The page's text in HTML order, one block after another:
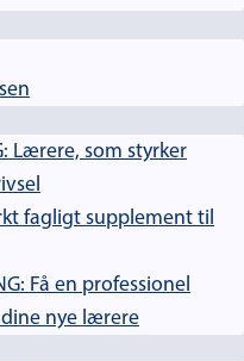
Lærere, som styrker
fagligt supplement til
Få en professionel
nye lærere